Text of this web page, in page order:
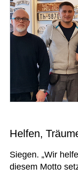
Helfen,
Siegen. „Wir
diesem Motto